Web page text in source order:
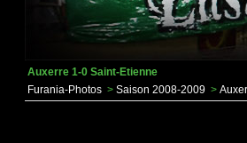
Auxerre 1-0 Saint-Etienne
Furania-Photos > Saison 2008-2009 >